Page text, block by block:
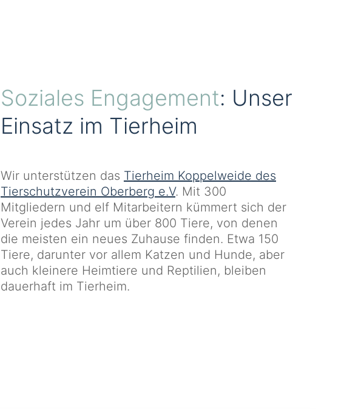
Soziales Engagement: Unser
Einsatz im Tierheim
Wir unterstützen das Tierheim Koppelweide des
Tierschutzverein Oberberg e.V. Mit 300
Mitgliedern und elf Mitarbeitern kümmert sich der
Verein jedes Jahr um über 800 Tiere, von denen
die meisten ein neues Zuhause finden. Etwa 150
Tiere, darunter vor allem Katzen und Hunde, aber
auch kleinere Heimtiere und Reptilien, bleiben
dauerhaft im Tierheim.